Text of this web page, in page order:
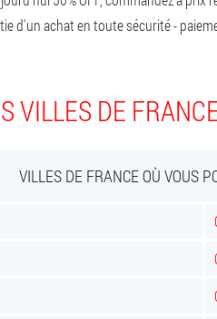
d'un achat en toute sécurité -
VILLES DE
VILLES DE FRANCE OÙ VOUS